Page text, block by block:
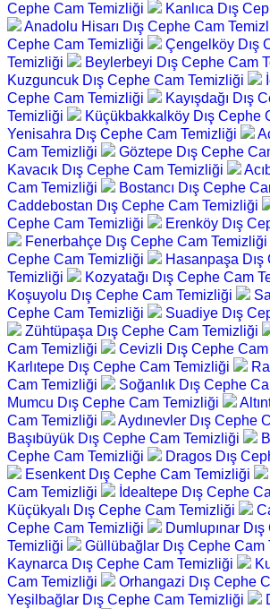
Cephe Cam Temizliği
Kanlıca Dış
Anadolu Hisarı Dış Cephe Cam
Cephe Cam Temizliği
Çengelköy Dış
Temizliği
Beylerbeyi Dış Cephe Cam
Kuzguncuk Dış Cephe Cam Temizliği
Cephe Cam Temizliği
Kayışdağı Dış
Temizliği
Küçükbakkalköy Dış Cephe
Yenisahra Dış Cephe Cam Temizliği
Cam Temizliği
Göztepe Dış Cephe
Kavacık Dış Cephe Cam Temizliği
Cam Temizliği
Bostancı Dış Cephe
Caddebostan Dış Cephe Cam Temizliği
Cephe Cam Temizliği
Erenköy Dış
Fenerbahçe Dış Cephe Cam Temizliği
Cephe Cam Temizliği
Hasanpaşa
Temizliği
Kozyatağı Dış Cephe Cam
Koşuyolu Dış Cephe Cam Temizliği
Cephe Cam Temizliği
Suadiye Dış
Zühtüpaşa Dış Cephe Cam Temizliği
Cam Temizliği
Cevizli Dış Cephe
Karlıtepe Dış Cephe Cam Temizliği
Cam Temizliği
Soğanlık Dış Cephe
Mumcu Dış Cephe Cam Temizliği
Cam Temizliği
Aydınevler Dış Cephe
Başıbüyük Dış Cephe Cam Temizliği
Cephe Cam Temizliği
Dragos Dış
Esenkent Dış Cephe Cam Temizliği
Cam Temizliği
İdealtepe Dış Cephe
Küçükyalı Dış Cephe Cam Temizliği
Cephe Cam Temizliği
Dumlupınar
Temizliği
Güllübağlar Dış Cephe Cam
Kaynarca Dış Cephe Cam Temizliği
Cam Temizliği
Orhangazi Dış Cephe
Yeşilbağlar Dış Cephe Cam Temizliği